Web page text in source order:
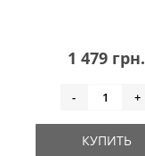
1 479 грн.
- +
КУПИТЬ